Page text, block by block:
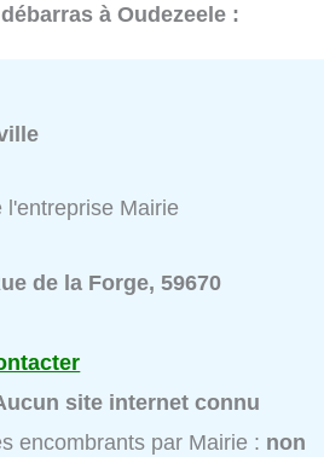
à Oudezeele :
l'entreprise Mairie
de la Forge, 59670
site internet connu
encombrants par Mairie : non